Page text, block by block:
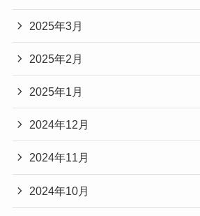
2025年3月
2025年2月
2025年1月
2024年12月
2024年11月
2024年10月